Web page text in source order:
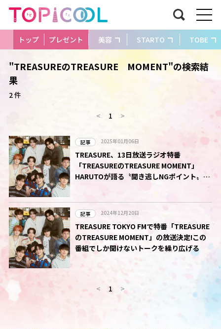
トップ プレゼント 美容 STARTO TOBE
"TREASUREのTREASURE MOMENT"の検索結
果
2 件
< 1 >
記事 2025年01月06日
TREASURE、13日放送ラジオ特番
「TREASUREのTREASURE MOMENT」
HARUTOが語る〝聞き逃しNGポイント〟
記事 2024年12月20日
TREASURE TOKYO FMで特番「TREASURE
のTREASURE MOMENT」の放送決定!この
番組でしか聞けないトークを繰り広げる
< 1 >